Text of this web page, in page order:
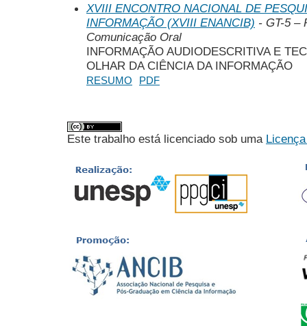
XVIII ENCONTRO NACIONAL DE
INFORMAÇÃO (XVIII ENANCIB) - GT-5 –
Comunicação Oral
INFORMAÇÃO AUDIODESCRITIVA E
OLHAR DA CIÊNCIA DA INFORMAÇÃO
RESUMO PDF
Este trabalho está licenciado sob uma